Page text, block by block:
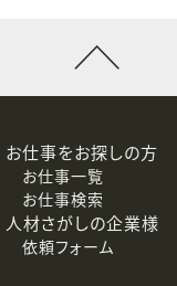
に、個人情報を委託
示、訂正、追加ま
お仕事をお探しの方
お仕事一覧
お仕事検索
人材さがしの企業様
依頼フォーム